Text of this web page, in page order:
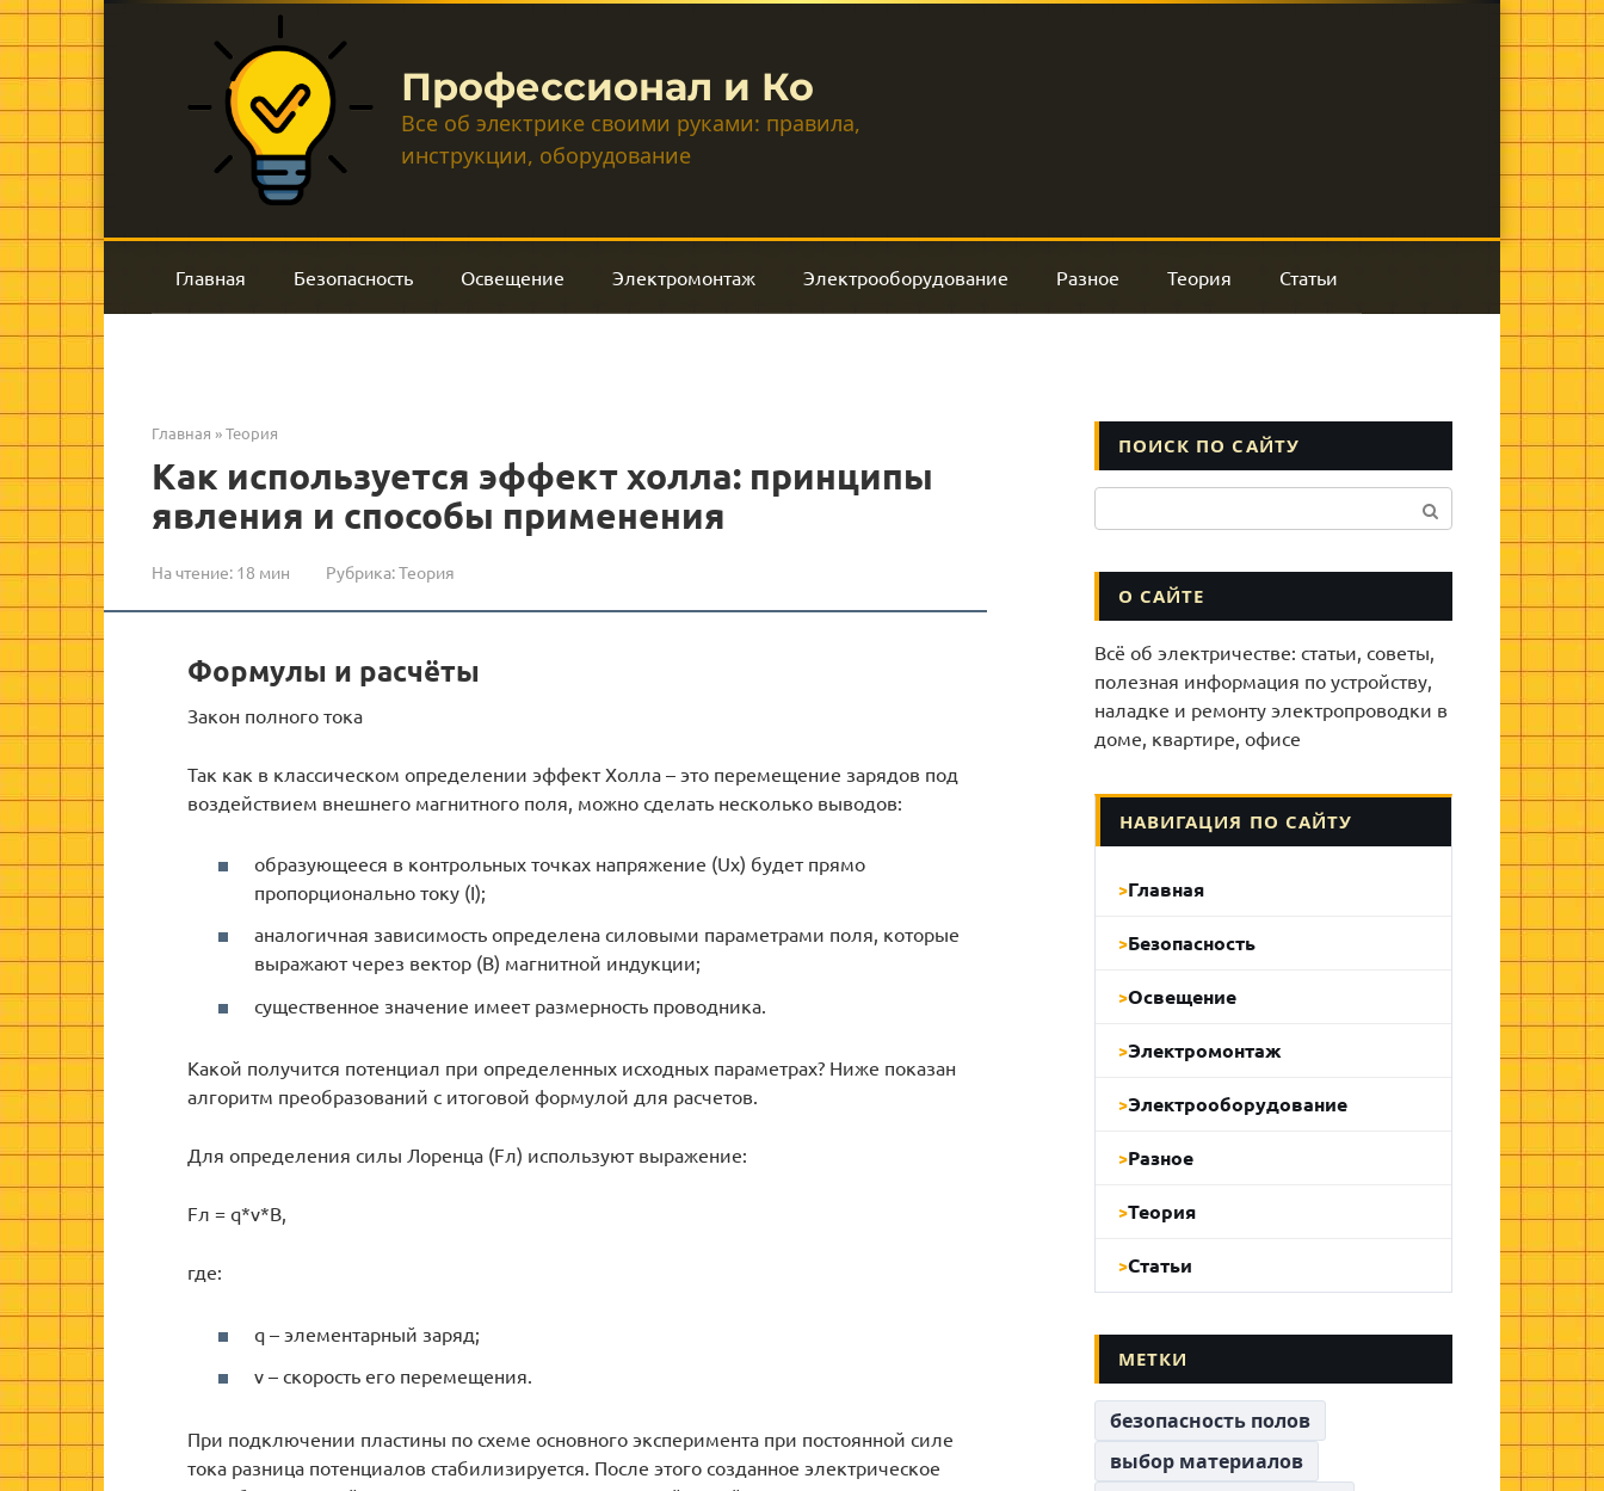
Перейти
к
контенту
Профессионал и Ко
Все об электрике своими руками: правила,
инструкции, оборудование
Главная Безопасность Освещение Электромонтаж Электрооборудование Разное Теория Статьи
Главная »Теория
Как используется эффект холла: принципы
явления и способы применения
На чтение: 18 мин Рубрика:Теория
Формулы и расчёты
Закон полного тока
Так как в классическом определении эффект Холла – это перемещение зарядов под
воздействием внешнего магнитного поля, можно сделать несколько выводов:
образующееся в контрольных точках напряжение (Uх) будет прямо
пропорционально току (I);
аналогичная зависимость определена силовыми параметрами поля, которые
выражают через вектор (В) магнитной индукции;
существенное значение имеет размерность проводника.
Какой получится потенциал при определенных исходных параметрах? Ниже показан
алгоритм преобразований с итоговой формулой для расчетов.
Для определения силы Лоренца (Fл) используют выражение:
Fл = q*v*B,
где:
q – элементарный заряд;
v – скорость его перемещения.
При подключении пластины по схеме основного эксперимента при постоянной силе
тока разница потенциалов стабилизируется. После этого созданное электрическое
ПОИСК ПО САЙТУ
О САЙТЕ
Всё об электричестве: статьи, советы,
полезная информация по устройству,
наладке и ремонту электропроводки в
доме, квартире, офисе
НАВИГАЦИЯ ПО САЙТУ
Главная
Безопасность
Освещение
Электромонтаж
Электрооборудование
Разное
Теория
Статьи
МЕТКИ
безопасность полов
выбор материалов